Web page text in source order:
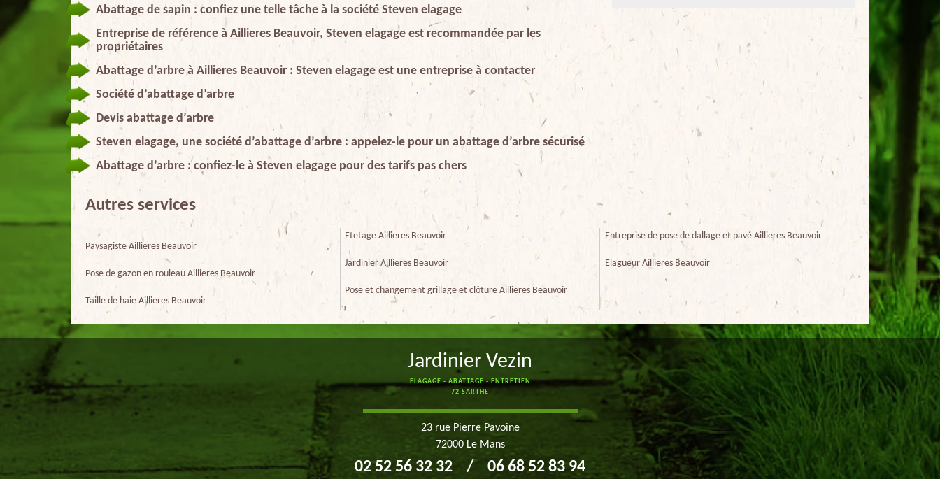
Abattage de sapin : confiez une telle tâche à la société Steven elagage
Entreprise de référence à Aillieres Beauvoir, Steven elagage est recommandée par les
propriétaires
Abattage d’arbre à Aillieres Beauvoir : Steven elagage est une entreprise à contacter
Société d’abattage d’arbre
Devis abattage d’arbre
Steven elagage, une société d’abattage d’arbre : appelez-le pour un abattage d’arbre sécurisé
Abattage d’arbre : confiez-le à Steven elagage pour des tarifs pas chers
Autres services
Paysagiste Aillieres Beauvoir
Pose de gazon en rouleau Aillieres Beauvoir
Taille de haie Aillieres Beauvoir
Etetage Aillieres Beauvoir
Jardinier Aillieres Beauvoir
Pose et changement grillage et clôture Aillieres Beauvoir
Entreprise de pose de dallage et pavé Aillieres Beauvoir
Elagueur Aillieres Beauvoir
Jardinier Vezin
ELAGAGE - ABATTAGE - ENTRETIEN
72 SARTHE
23 rue Pierre Pavoine
72000 Le Mans
02 52 56 32 32 / 06 68 52 83 94